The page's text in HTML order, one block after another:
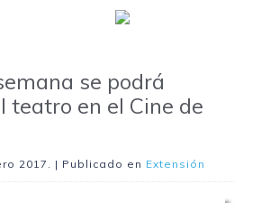
se podrá
teatro en el Cine de
2017 . | Publicado en Extensión